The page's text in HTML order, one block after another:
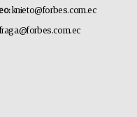
knieto@forbes.com.ec